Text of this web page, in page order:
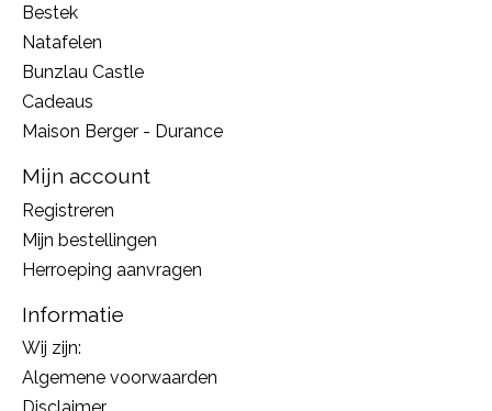
Bestek
Natafelen
Bunzlau Castle
Cadeaus
Maison Berger - Durance
Mijn account
Registreren
Mijn bestellingen
Herroeping aanvragen
Informatie
Wij zijn:
Algemene voorwaarden